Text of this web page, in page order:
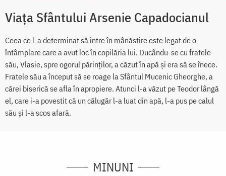
Viața Sfântului Arsenie Capadocianul
Ceea ce l-a determinat să intre în mânăstire este legat de o
întâmplare care a avut loc în copilăria lui. Ducându-se cu fratele
său, Vlasie, spre ogorul părinților, a căzut în apă și era să se înece.
Fratele său a început să se roage la Sfântul Mucenic Gheorghe, a
cărei biserică se afla în apropiere. Atunci l-a văzut pe Teodor lângă
el, care i-a povestit că un călugăr l-a luat din apă, l-a pus pe calul
său și l-a scos afară.
MINUNI